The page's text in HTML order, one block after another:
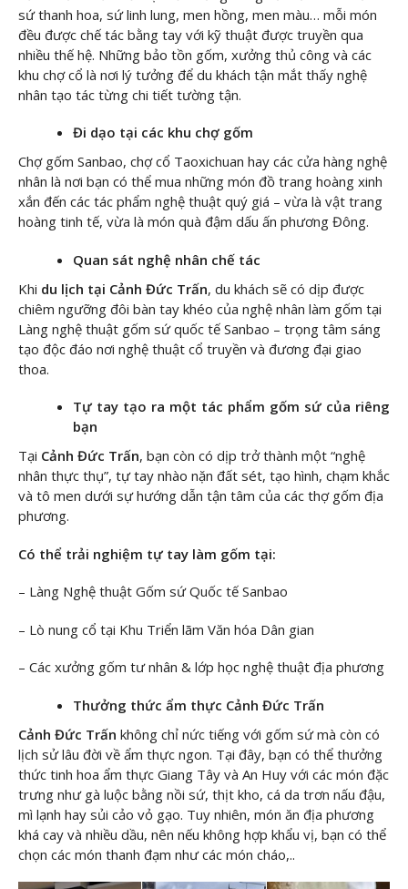
sứ thanh hoa, sứ linh lung, men hồng, men màu… mỗi món
đều được chế tác bằng tay với kỹ thuật được truyền qua
nhiều thế hệ. Những bảo tồn gốm, xưởng thủ công và các
khu chợ cổ là nơi lý tưởng để du khách tận mắt thấy nghệ
nhân tạo tác từng chi tiết tường tận.
Đi dạo tại các khu chợ gốm
Chợ gốm Sanbao, chợ cổ Taoxichuan hay các cửa hàng nghệ
nhân là nơi bạn có thể mua những món đồ trang hoàng xinh
xắn đến các tác phẩm nghệ thuật quý giá – vừa là vật trang
hoàng tinh tế, vừa là món quà đậm dấu ấn phương Đông.
Quan sát nghệ nhân chế tác
Khi du lịch tại Cảnh Đức Trấn, du khách sẽ có dịp được
chiêm ngưỡng đôi bàn tay khéo của nghệ nhân làm gốm tại
Làng nghệ thuật gốm sứ quốc tế Sanbao – trọng tâm sáng
tạo độc đáo nơi nghệ thuật cổ truyền và đương đại giao
thoa.
Tự tay tạo ra một tác phẩm gốm sứ của riêng
bạn
Tại Cảnh Đức Trấn, bạn còn có dịp trở thành một “nghệ
nhân thực thụ”, tự tay nhào nặn đất sét, tạo hình, chạm khắc
và tô men dưới sự hướng dẫn tận tâm của các thợ gốm địa
phương.
Có thể trải nghiệm tự tay làm gốm tại:
– Làng Nghệ thuật Gốm sứ Quốc tế Sanbao
– Lò nung cổ tại Khu Triển lãm Văn hóa Dân gian
– Các xưởng gốm tư nhân & lớp học nghệ thuật địa phương
Thưởng thức ẩm thực Cảnh Đức Trấn
Cảnh Đức Trấn không chỉ nức tiếng với gốm sứ mà còn có
lịch sử lâu đời về ẩm thực ngon. Tại đây, bạn có thể thưởng
thức tinh hoa ẩm thực Giang Tây và An Huy với các món đặc
trưng như gà luộc bằng nồi sứ, thịt kho, cá da trơn nấu đậu,
mì lạnh hay sủi cảo vỏ gạo. Tuy nhiên, món ăn địa phương
khá cay và nhiều dầu, nên nếu không hợp khẩu vị, bạn có thể
chọn các món thanh đạm như các món cháo,..